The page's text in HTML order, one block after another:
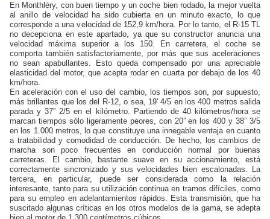
En Monthléry, con buen tiempo y un coche bien rodado, la mejor vuelta
al anillo de velocidad ha sido cubierta en un minuto exacto, lo que
corresponde a una velocidad de 152,9 km/hora. Por lo tanto, el R-15 TL
no decepciona en este apartado, ya que su constructor anuncia una
velocidad máxima superior a los 150. En carretera, el coche se
comporta también satisfactoriamente, por más que sus aceleraciones
no sean apabullantes. Esto queda compensado por una apreciable
elasticidad del motor, que acepta rodar en cuarta por debajo de los 40
km/hora.
En aceleración con el uso del cambio, los tiempos son, por supuesto,
más brillantes que los del R-12, o sea, 19' 4/5 en los 400 metros salida
parada y 37” 2/5 en el kilómetro. Partiendo de 40 kilómetros/hora se
marcan tiempos sólo ligeramente peores, con 20” en los 400 y 38” 3/5
en los 1.000 metros, lo que constituye una innegable ventaja en cuanto
a tratabilidad y comodidad de conducción. De hecho, los cambios de
marcha son poco frecuentes en conducción normal por buenas
carreteras. El cambio, bastante suave en su accionamiento, está
correctamente sincronizado y sus velocidades bien escalonadas. La
tercera, en particular, puede ser considerada como la relación
interesante, tanto para su utilización continua en tramos difíciles, como
para su empleo en adelantamientos rápidos. Esta transmisión, que ha
suscitado algunas críticas en los otros modelos de la gama, se adepta